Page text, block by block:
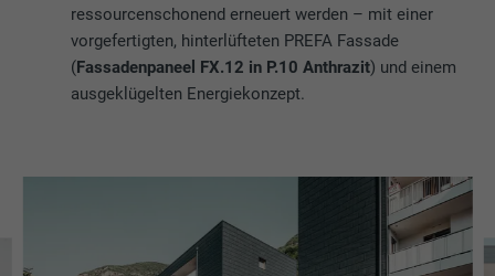
ressourcenschonend erneuert werden – mit einer
vorgefertigten, hinterlüfteten PREFA Fassade
(Fassadenpaneel FX.12 in P.10 Anthrazit) und einem
ausgeklügelten Energiekonzept.